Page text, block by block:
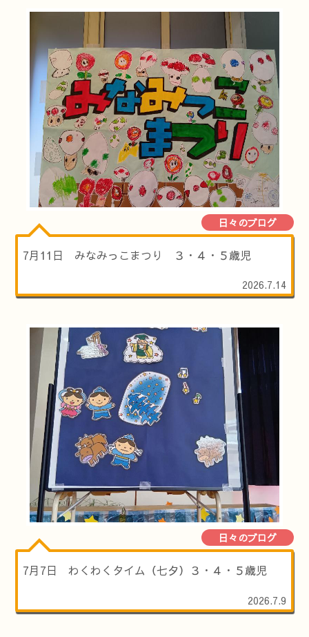
日々のブログ
7月11日 みなみっこまつり ３・４・５歳児
2026.7.14
日々のブログ
7月7日 わくわくタイム（七夕）３・４・５歳児
2026.7.9